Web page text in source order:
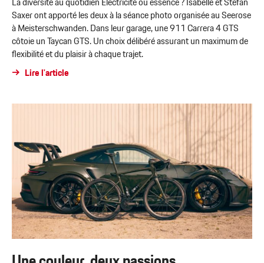
La rencontre de deux mondes
La diversité au quotidien Électricité ou essence ? Isabelle et Stefan
Saxer ont apporté les deux à la séance photo organisée au Seerose
à Meisterschwanden. Dans leur garage, une 911 Carrera 4 GTS
côtoie un Taycan GTS. Un choix délibéré assurant un maximum de
flexibilité et du plaisir à chaque trajet.
Lire l'article